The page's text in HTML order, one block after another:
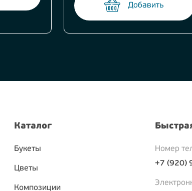
Добавить
Каталог
Букеты
Цветы
Композиции
Номер
+7 (920)